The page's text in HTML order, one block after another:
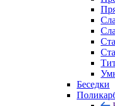
Беседки